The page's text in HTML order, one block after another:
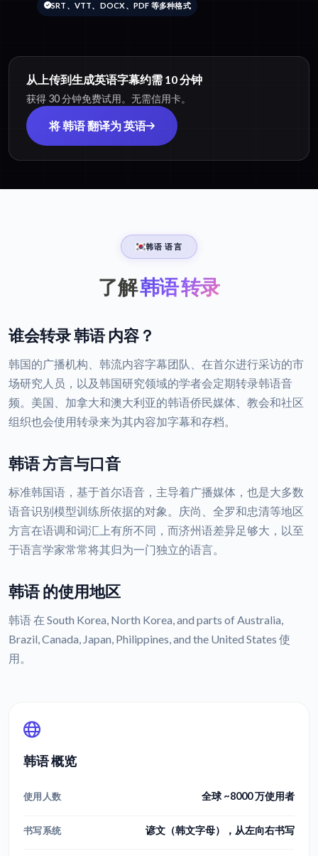
SRT、VTT、DOCX、PDF 等多种格式
从上传到生成英语字幕约需 10 分钟
获得 30 分钟免费试用。无需信用卡。
将 韩语 翻译为 英语
韩语 语言
了解韩语 转录
谁会转录 韩语 内容？
韩国的广播机构、韩流内容字幕团队、在首尔进行采访的市
场研究人员，以及韩国研究领域的学者会定期转录韩语音
频。美国、加拿大和澳大利亚的韩语侨民媒体、教会和社区
组织也会使用转录来为其内容加字幕和存档。
韩语 方言与口音
标准韩国语，基于首尔语音，主导着广播媒体，也是大多数
语音识别模型训练所依据的对象。庆尚、全罗和忠清等地区
方言在语调和词汇上有所不同，而济州语差异足够大，以至
于语言学家常常将其归为一门独立的语言。
韩语 的使用地区
韩语 在 South Korea, North Korea, and parts of Australia,
Brazil, Canada, Japan, Philippines, and the United States 使
用。
韩语 概览
使用人数 全球 ~8000 万使用者
书写系统 谚文（韩文字母），从左向右书写